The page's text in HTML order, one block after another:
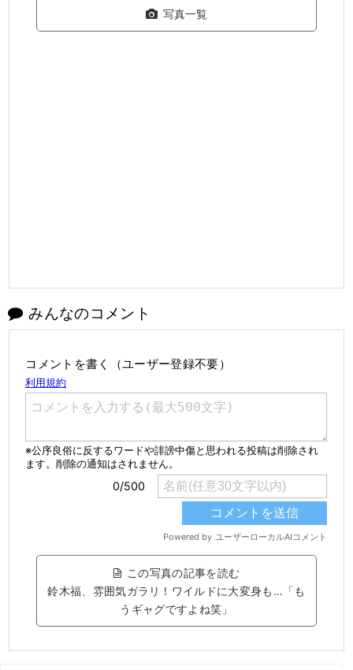
写真一覧
みんなのコメント
コメントを書く（ユーザー登録不要）
この写真の記事を読む
鈴木福、雰囲気ガラリ！ワイルドに大変身も…「も
うギャグですよね笑」